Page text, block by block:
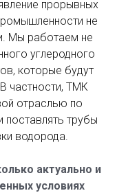
прорывных
не
Мы работаем не
углеродного
которые будут
частности, ТМК
отраслью по
поставлять трубы
водорода.
актуально и
условиях